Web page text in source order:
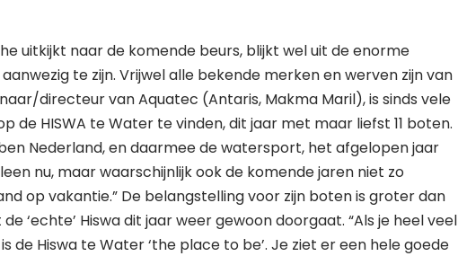
uitkijkt naar de komende beurs, blijkt wel uit de enorme
te zijn. Vrijwel alle bekende merken en werven zijn van
directeur van Aquatec (Antaris, Makma Maril), is sinds vele
de HISWA te Water te vinden, dit jaar met maar liefst 11 boten.
Nederland, en daarmee de watersport, het afgelopen jaar
nu, maar waarschijnlijk ook de komende jaren niet zo
op vakantie.” De belangstelling voor zijn boten is groter dan
‘echte’ Hiswa dit jaar weer gewoon doorgaat. “Als je heel veel
de Hiswa te Water ‘the place to be’. Je ziet er een hele goede